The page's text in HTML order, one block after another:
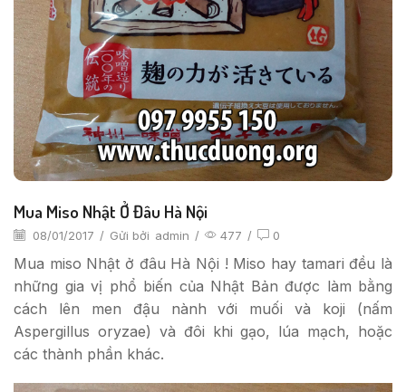
Mua Miso Nhật Ở Đâu Hà Nội
08/01/2017 / Gửi bởi admin / 477 / 0
Mua miso Nhật ở đâu Hà Nội ! Miso hay tamari đều là
những gia vị phổ biến của Nhật Bản được làm bằng
cách lên men đậu nành với muối và koji (nấm
Aspergillus oryzae) và đôi khi gạo, lúa mạch, hoặc
các thành phần khác.